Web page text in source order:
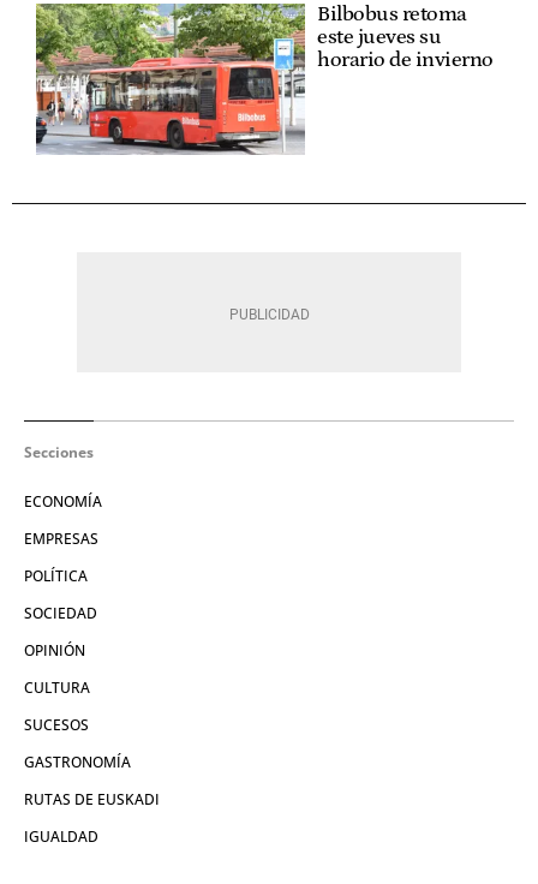
Bilbobus retoma
este jueves su
horario de invierno
Secciones
ECONOMÍA
EMPRESAS
POLÍTICA
SOCIEDAD
OPINIÓN
CULTURA
SUCESOS
GASTRONOMÍA
RUTAS DE EUSKADI
IGUALDAD